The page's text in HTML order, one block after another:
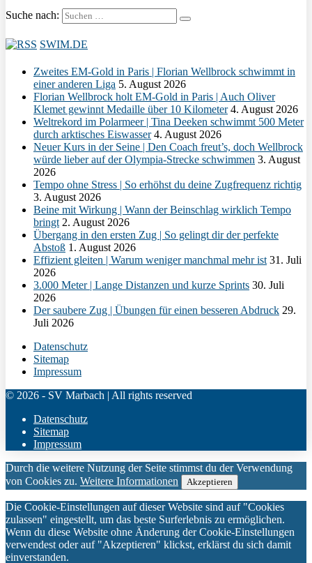
Suche nach:
SWIM.DE
Zweites EM-Gold in Paris | Florian Wellbrock schwimmt in
einer anderen Liga 5. August 2026
Florian Wellbrock holt EM-Gold in Paris | Auch Oliver
Klemet gewinnt Medaille über 10 Kilometer 4. August 2026
Weltrekord im Polarmeer | Tina Deeken schwimmt 500 Meter
durch arktisches Eiswasser 4. August 2026
Neuer Kurs in der Seine | Den Coach freut’s, doch Wellbrock
würde lieber auf der Olympia-Strecke schwimmen 3. August
2026
Tempo ohne Stress | So erhöhst du deine Zugfrequenz richtig
3. August 2026
Beine mit Wirkung | Wann der Beinschlag wirklich Tempo
bringt 2. August 2026
Übergang in den ersten Zug | So gelingt dir der perfekte
Abstoß 1. August 2026
Effizient gleiten | Warum weniger manchmal mehr ist 31. Juli
2026
3.000 Meter | Lange Distanzen und kurze Sprints 30. Juli
2026
Der saubere Zug | Übungen für einen besseren Abdruck 29.
Juli 2026
Datenschutz
Sitemap
Impressum
© 2026 - SV Marbach | All rights reserved
Datenschutz
Sitemap
Impressum
Durch die weitere Nutzung der Seite stimmst du der Verwendung
von Cookies zu. Weitere Informationen Akzeptieren
Die Cookie-Einstellungen auf dieser Website sind auf "Cookies
zulassen" eingestellt, um das beste Surferlebnis zu ermöglichen.
Wenn du diese Website ohne Änderung der Cookie-Einstellungen
verwendest oder auf "Akzeptieren" klickst, erklärst du sich damit
einverstanden.